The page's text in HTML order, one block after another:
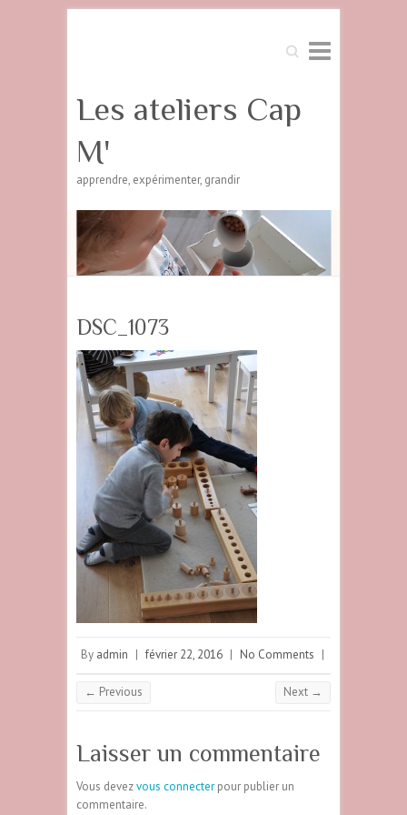
Search
Les ateliers Cap
M'
apprendre, expérimenter, grandir
DSC_1073
By admin | février 22, 2016 | No Comments |
← Previous Next →
Laisser un commentaire
Vous devezvous connecter pour publier un
commentaire.